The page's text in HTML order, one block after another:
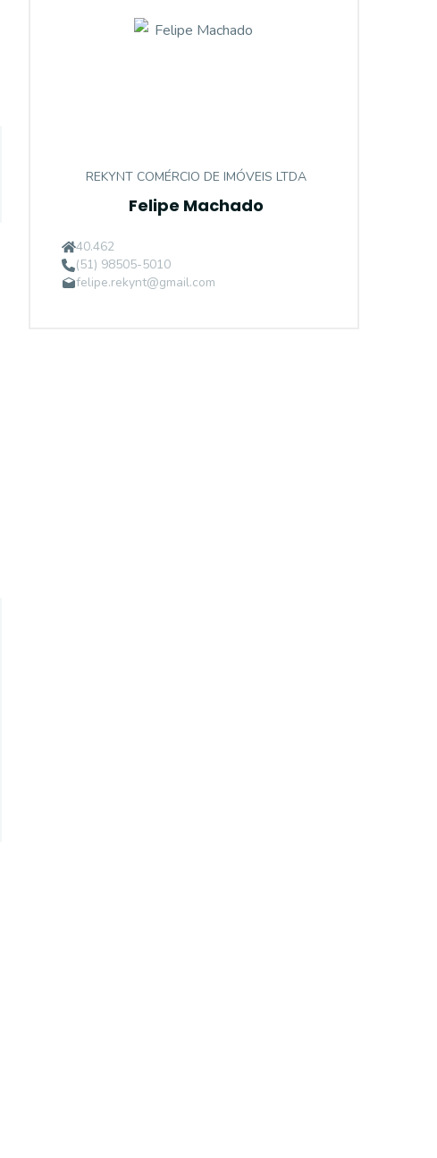
REKYNT COMÉRCIO DE IMÓVEIS LTDA
Felipe Machado
40.462
(51) 98505-5010
felipe.rekynt@gmail.com